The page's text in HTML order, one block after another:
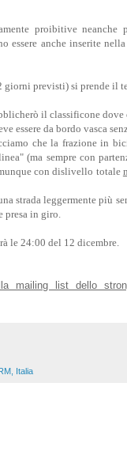
proibitive
essere anche inserite
giorni previsti) si prende il
il classificone
essere da bordo vasca
che la frazione in
(ma sempre con
con dislivello totale
strada leggermente più
presa in giro.
le 24:00 del 12 dicembre.
mailing list dello
Italia